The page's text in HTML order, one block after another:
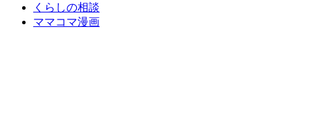
くらしの相談
ママコマ漫画